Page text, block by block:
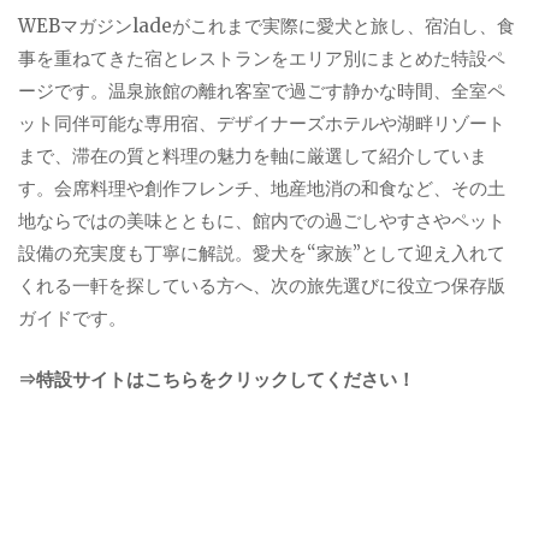
WEBマガジンladeがこれまで実際に愛犬と旅し、宿泊し、食
事を重ねてきた宿とレストランをエリア別にまとめた特設ペ
ージです。温泉旅館の離れ客室で過ごす静かな時間、全室ペ
ット同伴可能な専用宿、デザイナーズホテルや湖畔リゾート
まで、滞在の質と料理の魅力を軸に厳選して紹介していま
す。会席料理や創作フレンチ、地産地消の和食など、その土
地ならではの美味とともに、館内での過ごしやすさやペット
設備の充実度も丁寧に解説。愛犬を“家族”として迎え入れて
くれる一軒を探している方へ、次の旅先選びに役立つ保存版
ガイドです。
⇒特設サイトはこちらをクリックしてください！